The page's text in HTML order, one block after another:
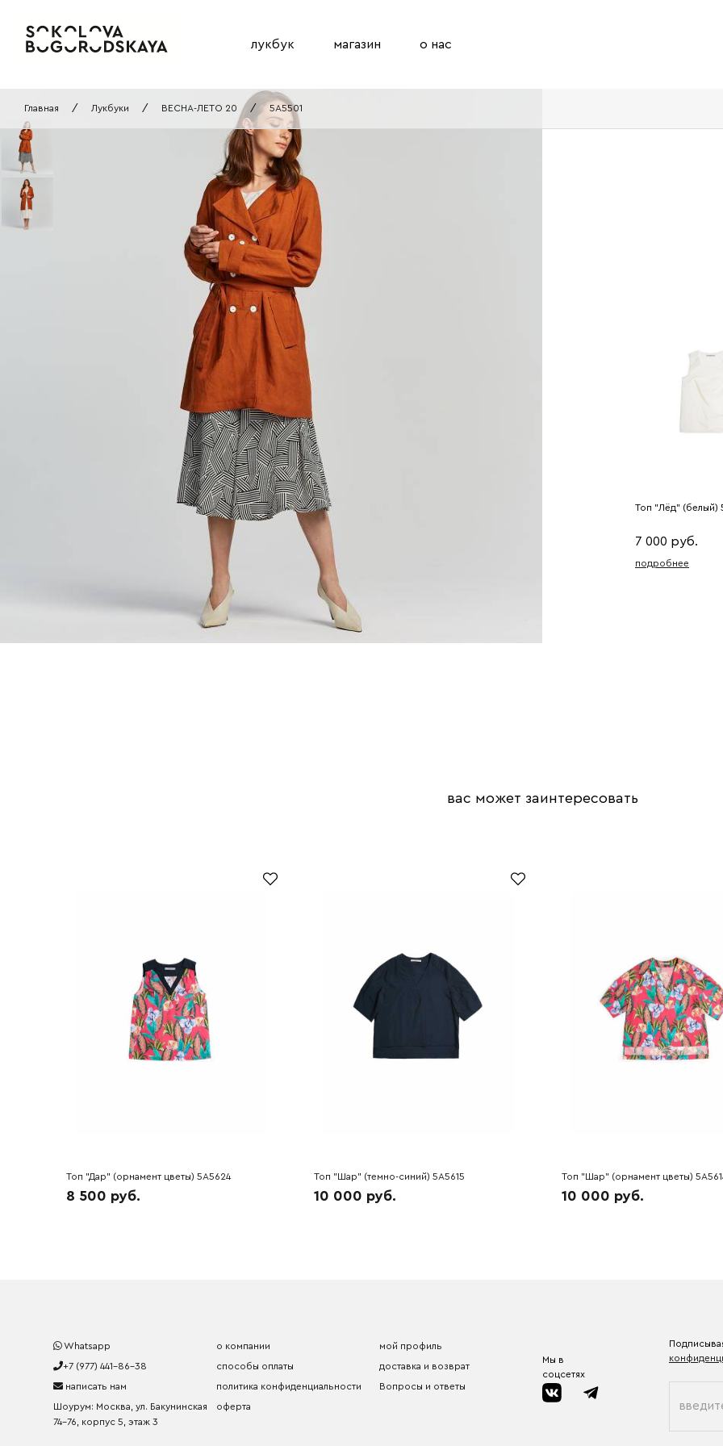
Главная / Лукбуки / ВЕСНА-ЛЕТО 20 / 5A5501
лукбук магазин о нас
Топ "Лёд" (белый)
7 000 руб.
подробнее
вас может заинтересовать
Топ "Дар" (орнамент цветы) 5A5624
8 500 руб.
Топ "Шар" (темно-синий) 5A5615
10 000 руб.
Топ "Шар" (орнамент цветы)
10 000 руб.
Whatsapp
+7 (977) 441-86-38
написать нам
Шоурум: Москва, ул. Бакунинская
74-76, корпус 5, этаж 3
о компании
способы оплаты
политика конфиденциальности
оферта
мой профиль
доставка и возврат
Вопросы и ответы
Мы в
соцсетях